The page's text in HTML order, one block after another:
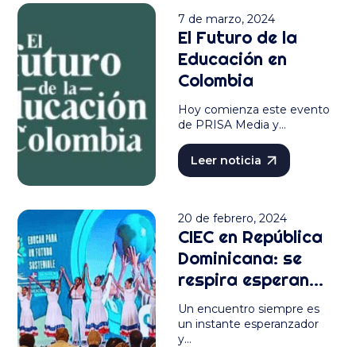
metodologías para promover los ODS en las aulas
7 de marzo, 2024
El Futuro de la
Educación en
Colombia
Hoy comienza este evento
de PRISA Media y…
Leer noticia
20 de febrero, 2024
CIEC en República
Dominicana: se
respira esperanza
y un futuro verde.
Un encuentro siempre es
un instante esperanzador
y…